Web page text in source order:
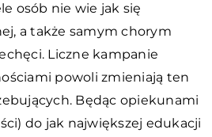
osób nie wie jak się
a także samym chorym
Liczne kampanie
powoli zmieniają ten
Będąc opiekunami
do jak największej edukacji